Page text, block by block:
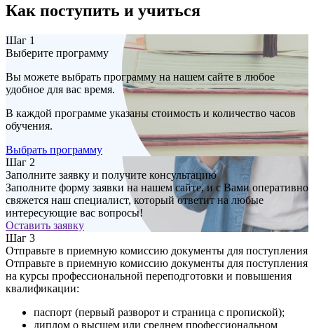
Как поступить и учиться
Шаг 1
Выберите программу
Вы можете выбрать программу на нашем сайте в любое
удобное для вас время.
В каждой программе указаны стоимость и количество часов
обучения.
Выбрать программу
Шаг 2
Заполните заявку и получите консультацию
Заполните форму заявки на нашем сайте, и с Вами оперативно
свяжется наш специалист, который ответит на любые
интересующие вас вопросы!
Оставить заявку
Шаг 3
Отправьте в приемную комиссию документы для поступления
Отправьте в приемную комиссию документы для поступления
на курсы профессиональной переподготовки и повышения
квалификации:
паспорт (первый разворот и страница с пропиской);
диплом о высшем или среднем профессиональном